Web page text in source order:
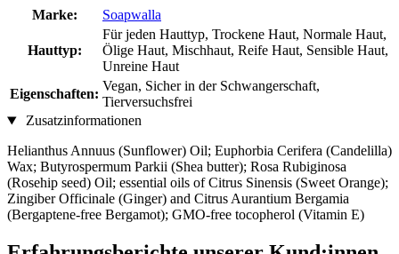
Marke: Soapwalla
Hauttyp:
Für jeden Hauttyp, Trockene Haut, Normale Haut,
Ölige Haut, Mischhaut, Reife Haut, Sensible Haut,
Unreine Haut
Eigenschaften:
Vegan, Sicher in der Schwangerschaft,
Tierversuchsfrei
Zusatzinformationen
Helianthus Annuus (Sunflower) Oil; Euphorbia Cerifera (Candelilla)
Wax; Butyrospermum Parkii (Shea butter); Rosa Rubiginosa
(Rosehip seed) Oil; essential oils of Citrus Sinensis (Sweet Orange);
Zingiber Officinale (Ginger) and Citrus Aurantium Bergamia
(Bergaptene-free Bergamot); GMO-free tocopherol (Vitamin E)